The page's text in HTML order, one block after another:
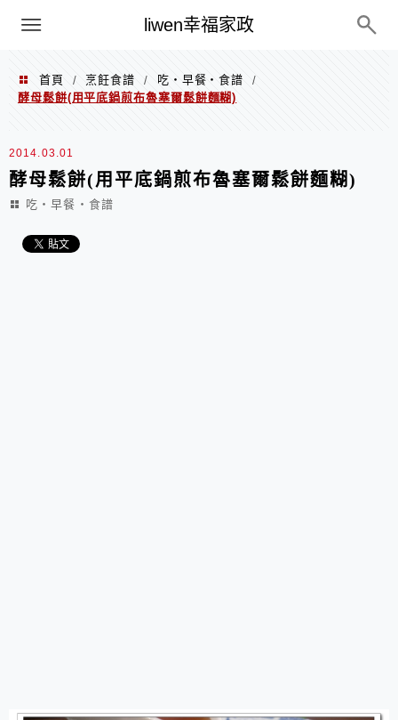
liwen幸福家政
menu
首頁 / 烹飪食譜 / 吃‧早餐‧食譜
/
酵母鬆餅(用平底鍋煎布魯塞爾鬆餅麵糊)
2014.03.01
酵母鬆餅(用平底鍋煎布魯塞爾鬆餅麵糊)
吃‧早餐‧食譜